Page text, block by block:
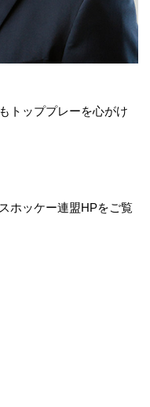
トッププレーを心がけ
ホッケー連盟HPをご覧